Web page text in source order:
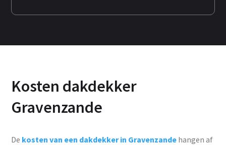
Kosten dakdekker
Gravenzande
De kosten van een dakdekker in Gravenzande hangen af